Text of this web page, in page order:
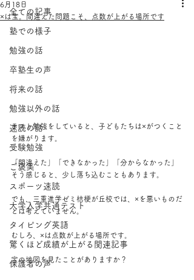
全ての記事
塾での様子
勉強の話
卒塾生の声
将来の話
勉強以外の話
速読の話
受験勉強
ご褒美
スポーツ速読
大学入学共通テスト
タイピング英語
驚くほど成績が上がる関連記事
保護者の声
×は宝。間違えた問題こそ、点数が上がる場所です
6月18日
テスト勉強をしていると、子どもたちは×がつくこと
を嫌がります。
「間違えた」「できなかった」「分からなかった」
そう感じると、少し落ち込むこともあります。
でも、三重進学ゼミ桔梗が丘校では、×を悪いものだ
とは考えていません。
むしろ、×は点数が上がる場所です。
宝の地図を見たことがありますか？